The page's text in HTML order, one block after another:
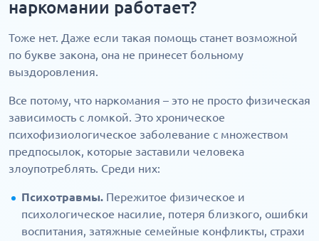
наркомании работает?
Тоже нет. Даже если такая помощь станет возможной
по букве закона, она не принесет больному
выздоровления.
Все потому, что наркомания – это не просто физическая
зависимость с ломкой. Это хроническое
психофизиологическое заболевание с множеством
предпосылок, которые заставили человека
злоупотреблять. Среди них:
Психотравмы. Пережитое физическое и
психологическое насилие, потеря близкого, ошибки
воспитания, затяжные семейные конфликты, страхи